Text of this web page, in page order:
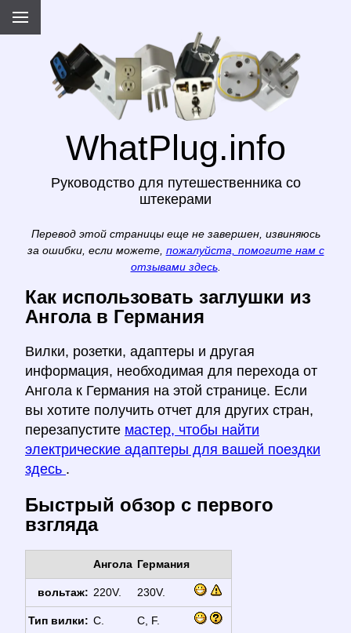
WhatPlug.info
Руководство для путешественника со
штекерами
Перевод этой страницы еще не завершен, извиняюсь
за ошибки, если можете, пожалуйста, помогите нам с
отзывами здесь.
Как использовать заглушки из
Ангола в Германия
Вилки, розетки, адаптеры и другая
информация, необходимая для перехода от
Ангола к Германия на этой странице. Если
вы хотите получить отчет для других стран,
перезапустите мастер, чтобы найти
электрические адаптеры для вашей поездки
здесь .
Быстрый обзор с первого
взгляда
Ангола Германия
вольтаж: 220V. 230V.
Тип вилки: C. C, F.